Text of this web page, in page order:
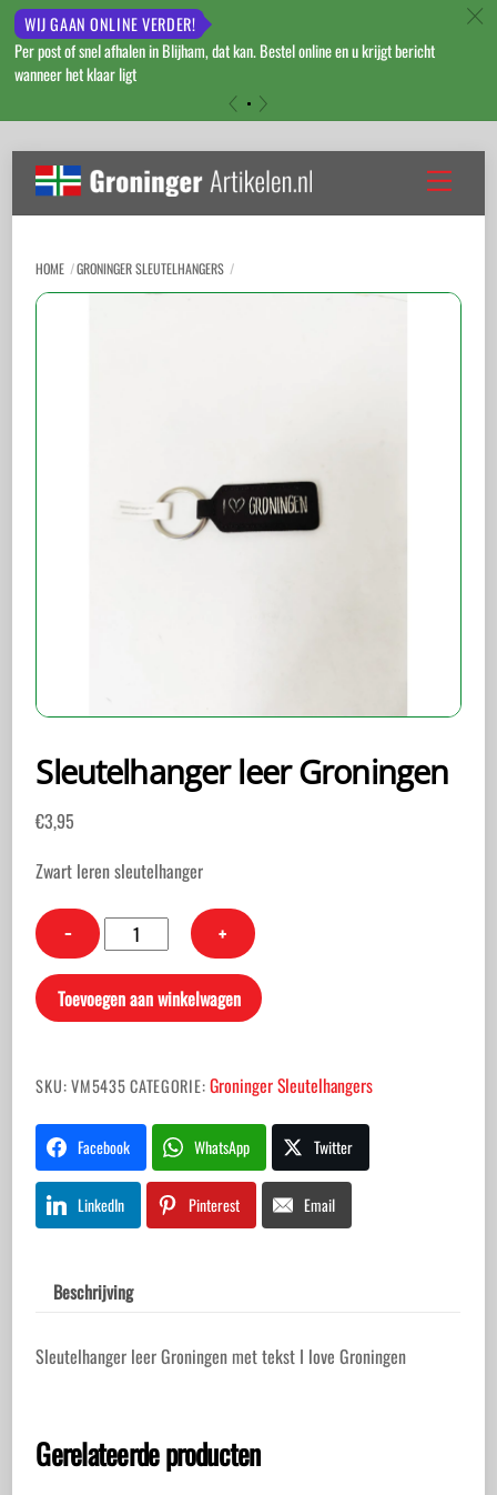
WIJ GAAN ONLINE VERDER!
Per post of snel afhalen in Blijham, dat kan. Bestel online en u krijgt bericht
wanneer het klaar ligt
c
content
Menu
HOME GRONINGER SLEUTELHANGERS
Sleutelhanger leer Groningen
€3,95
Zwart leren sleutelhanger
−
Sleutelhanger
leer
Groningen
aantal
+
Toevoegen aan winkelwagen
SKU:VM5435CATEGORIE:Groninger Sleutelhangers
Facebook WhatsApp Twitter
LinkedIn Pinterest Email
Beschrijving
Sleutelhanger leer Groningen met tekst I love Groningen
Gerelateerde producten